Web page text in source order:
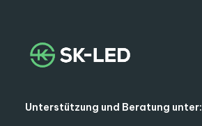
Unterstützung und Beratung unter: